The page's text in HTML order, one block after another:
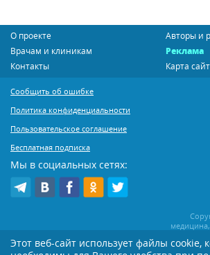
О проекте
Авторы и
Врачам и клиникам
Реклама
Контакты
Карта
Сообщить об ошибке
Политика конфиденциальности
Пользовательское соглашение
Бесплатная подписка
Мы в социальных сетях:
Этот веб-сайт использует файлы cookie,